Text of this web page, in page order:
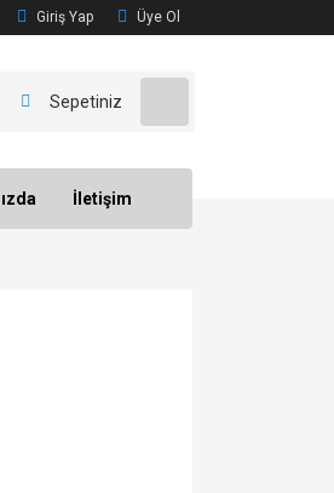
Giriş Yap Üye Ol
Sepetiniz
İletişim